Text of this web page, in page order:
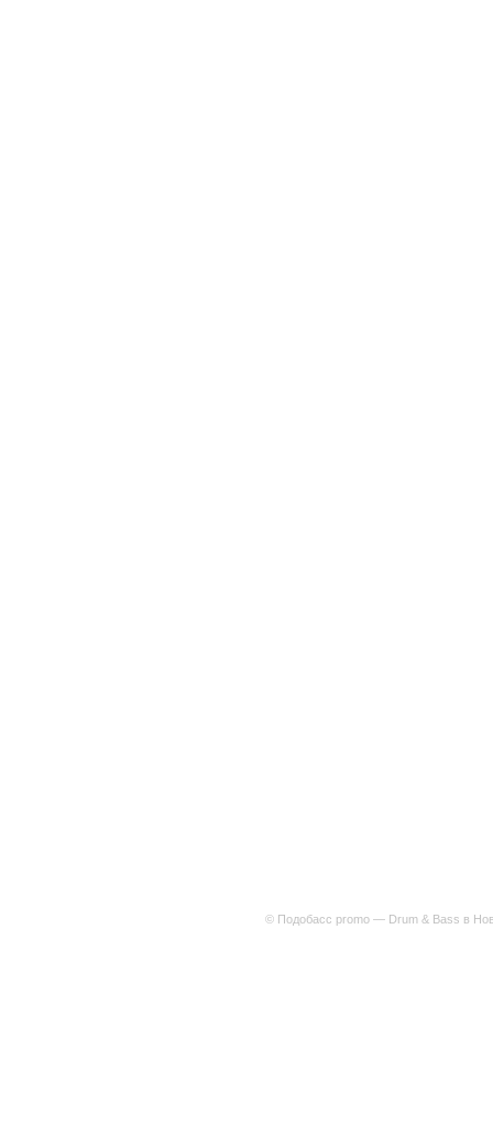
© Подобасс promo — Drum & Bass в